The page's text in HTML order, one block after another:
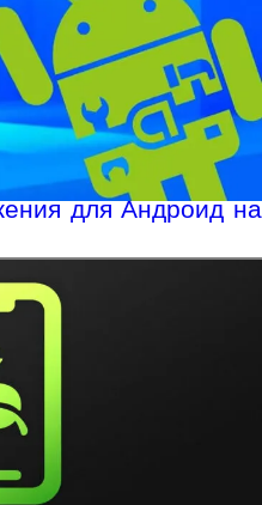
для Андроид на